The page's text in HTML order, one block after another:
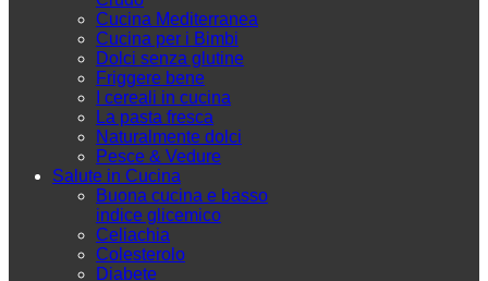
Cucina Mediterranea
Cucina per i Bimbi
Dolci senza glutine
Friggere bene
I cereali in cucina
La pasta fresca
Naturalmente dolci
Pesce & Vedure
Salute in Cucina
Buona cucina e basso
indice glicemico
Celiachia
Colesterolo
Diabete